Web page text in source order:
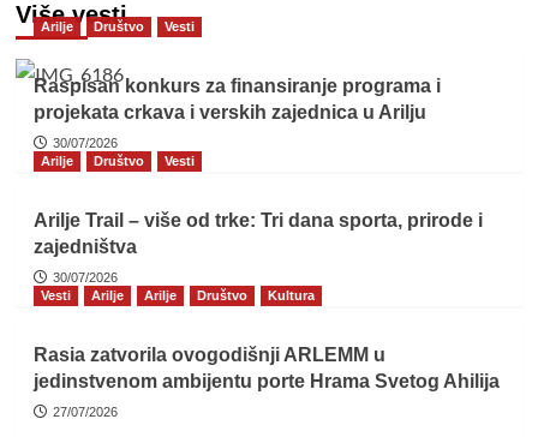
Više vesti
Arilje Društvo Vesti
Raspisan konkurs za finansiranje programa i
projekata crkava i verskih zajednica u Arilju
30/07/2026
Arilje
Društvo Vesti
Arilje Trail – više od trke: Tri dana sporta, prirode i
zajedništva
30/07/2026
Vesti
Arilje Arilje Društvo Kultura
Rasia zatvorila ovogodišnji ARLEMM u
jedinstvenom ambijentu porte Hrama Svetog Ahilija
27/07/2026